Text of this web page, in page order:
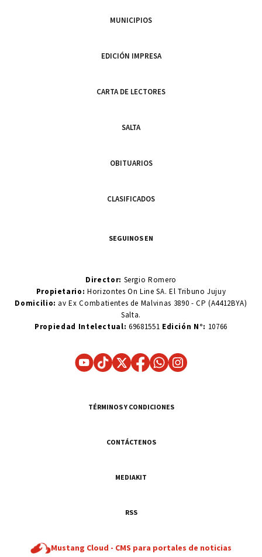
MUNICIPIOS
EDICIÓN IMPRESA
CARTA DE LECTORES
SALTA
OBITUARIOS
CLASIFICADOS
SEGUINOS EN
Director: Sergio Romero
Propietario:Horizontes On Line SA. El Tribuno Jujuy
Domicilio: av Ex Combatientes de Malvinas 3890 - CP (A4412BYA)
Salta.
Propiedad Intelectual: 69681551 Edición N°: 10766
TÉRMINOS Y CONDICIONES
CONTÁCTENOS
MEDIAKIT
RSS
Mustang Cloud - CMS para portales de noticias